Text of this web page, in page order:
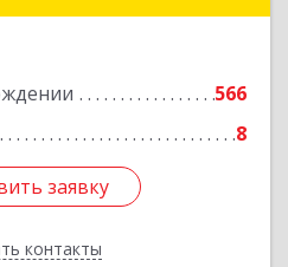
566
8
заявку
контакты
заявку